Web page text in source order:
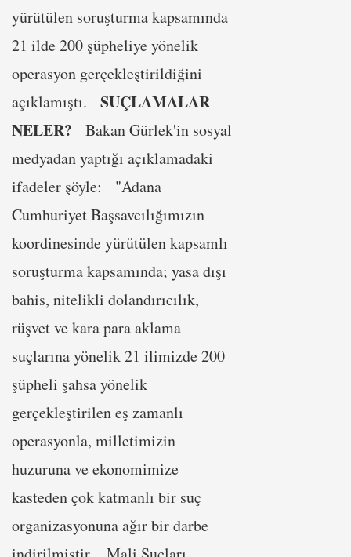
yürütülen soruşturma kapsamında
21 ilde 200 şüpheliye yönelik
operasyon gerçekleştirildiğini
açıklamıştı. SUÇLAMALAR
NELER? Bakan Gürlek'in sosyal
medyadan yaptığı açıklamadaki
ifadeler şöyle: "Adana
Cumhuriyet Başsavcılığımızın
koordinesinde yürütülen kapsamlı
soruşturma kapsamında; yasa dışı
bahis, nitelikli dolandırıcılık,
rüşvet ve kara para aklama
suçlarına yönelik 21 ilimizde 200
şüpheli şahsa yönelik
gerçekleştirilen eş zamanlı
operasyonla, milletimizin
huzuruna ve ekonomimize
kasteden çok katmanlı bir suç
organizasyonuna ağır bir darbe